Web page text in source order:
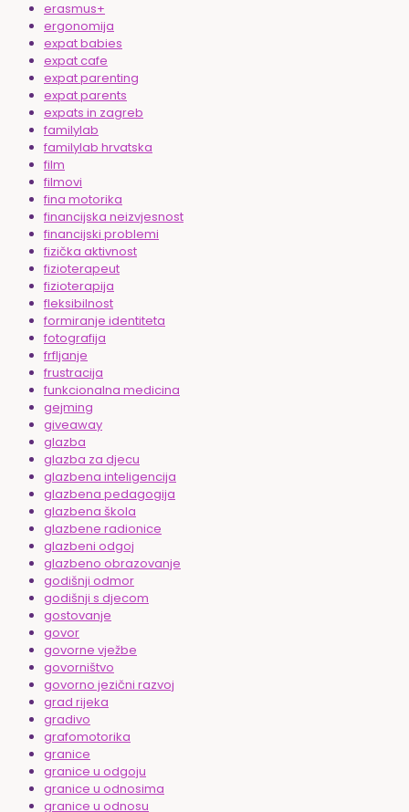
erasmus+
ergonomija
expat babies
expat cafe
expat parenting
expat parents
expats in zagreb
familylab
familylab hrvatska
film
filmovi
fina motorika
financijska neizvjesnost
financijski problemi
fizička aktivnost
fizioterapeut
fizioterapija
fleksibilnost
formiranje identiteta
fotografija
frfljanje
frustracija
funkcionalna medicina
gejming
giveaway
glazba
glazba za djecu
glazbena inteligencija
glazbena pedagogija
glazbena škola
glazbene radionice
glazbeni odgoj
glazbeno obrazovanje
godišnji odmor
godišnji s djecom
gostovanje
govor
govorne vježbe
govorništvo
govorno jezični razvoj
grad rijeka
gradivo
grafomotorika
granice
granice u odgoju
granice u odnosima
granice u odnosu